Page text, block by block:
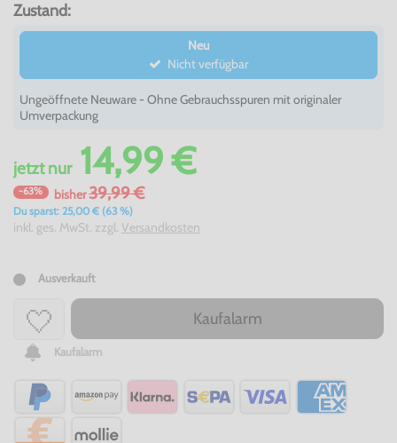
Zustand:
Neu
Nicht verfügbar
Ungeöffnete Neuware - Ohne Gebrauchsspuren mit originaler
Umverpackung
jetztnur14,99 €
-63% bisher39,99 €
Du sparst: 25,00 € (63 %)
inkl. ges. MwSt. zzgl. Versandkosten
Ausverkauft
Kaufalarm
Kaufalarm